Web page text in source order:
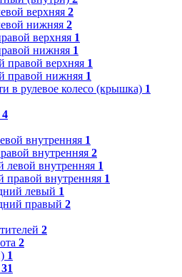
верхняя 2
нижняя 2
верхняя 1
нижняя 1
правой верхняя 1
правой нижняя 1
в рулевое колесо (крышка) 1
4
внутренняя 1
внутренняя 2
левой внутренняя 1
правой внутренняя 1
левый 1
правый 2
2
2
1
31